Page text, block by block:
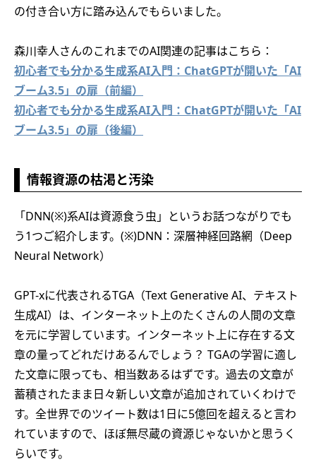
の付き合い方に踏み込んでもらいました。
森川幸人さんのこれまでのAI関連の記事はこちら：
初心者でも分かる生成系AI入門：ChatGPTが開いた「AI
ブーム3.5」の扉（前編）
初心者でも分かる生成系AI入門：ChatGPTが開いた「AI
ブーム3.5」の扉（後編）
情報資源の枯渇と汚染
「DNN(※)系AIは資源食う虫」というお話つながりでも
う1つご紹介します。(※)DNN：深層神経回路網（Deep
Neural Network）
GPT-xに代表されるTGA（Text Generative AI、テキスト
生成AI）は、インターネット上のたくさんの人間の文章
を元に学習しています。インターネット上に存在する文
章の量ってどれだけあるんでしょう？ TGAの学習に適し
た文章に限っても、相当数あるはずです。過去の文章が
蓄積されたまま日々新しい文章が追加されていくわけで
す。全世界でのツイート数は1日に5億回を超えると言わ
れていますので、ほぼ無尽蔵の資源じゃないかと思うく
らいです。